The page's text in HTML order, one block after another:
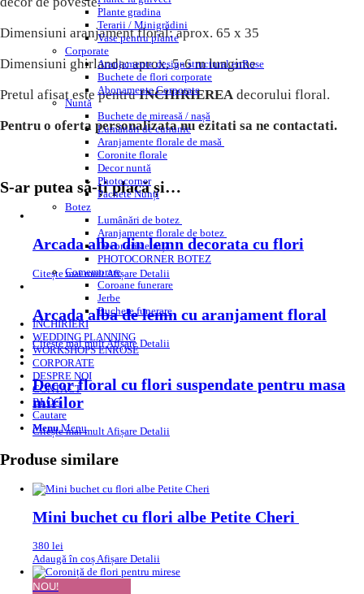
Plante gradina
Terarii / Minigrădini
Vase pentru plante
Corporate
Aranjamente design structural enRose
Buchete de flori corporate
Abonamente Corporate
Nuntă
Buchete de mireasă / nașă
Lumânări de cununie
Aranjamente florale de masă
Coronite florale
Decor nuntă
Photocorner
Pachete Nunți
Botez
Lumânări de botez
Aranjamente florale de botez
Decor cristelniță
PHOTOCORNER BOTEZ
Comemorare
Coroane funerare
Jerbe
Buchete funerare
ÎNCHIRIERI
WEDDING PLANNING
WORKSHOPS ENROSE
CORPORATE
DESPRE NOI
CONTACT
BLOG
Cautare
Menu Menu
Dimensiuni aranjament floral: aprox. 65 x 35
Dimensiuni ghirlanda: aprox, 5-6 m lungime
Pretul afisat este pentruINCHIRIEREA decorului floral.
Pentru o oferta personalizata nu ezitati sa ne contactati.
S-ar putea să-ți placă și…
Arcada alba din lemn decorata cu flori
Citește mai multAfișare Detalii
Arcada alba de lemn cu aranjament floral
Citește mai multAfișare Detalii
Decor floral cu flori suspendate pentru masa
mirilor
Citește mai multAfișare Detalii
Produse similare
Mini buchet cu flori albe Petite Cheri
380 lei
Adaugă în coș Afișare Detalii
NOU!